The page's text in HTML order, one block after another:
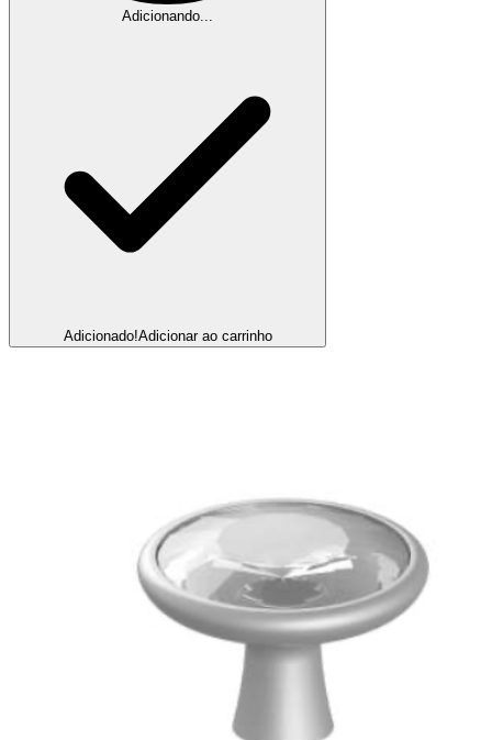
Adicionando...
Adicionado!Adicionar ao carrinho